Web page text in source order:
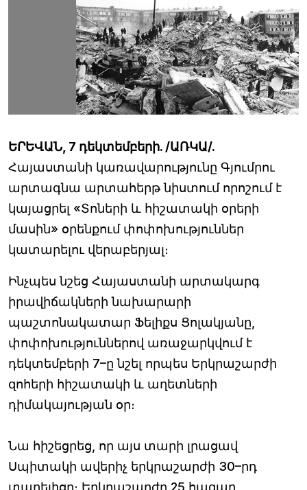
ԵՐԵՎԱՆ, 7 դեկտեմբերի. /ԱՌԿԱ/.
Հայաստանի կառավարությունը Գյումրու
արտագնա արտահերթ նիստում որոշում է
կայացրել «Տոների և հիշատակի օրերի
մասին» օրենքում փոփոխություններ
կատարելու վերաբերյալ։
Ինչպես նշեց Հայաստանի արտակարգ
իրավիճակների նախարարի
պաշտոնակատար Ֆելիքս Ցոլակյանը,
փոփոխություններով առաջարկվում է
դեկտեմբերի 7–ը նշել որպես Երկրաշարժի
զոհերի հիշատակի և աղետների
դիմակայության օր։
Նա հիշեցրեց, որ այս տարի լրացավ
Սպիտակի ավերիչ երկրաշարժի 30–րդ
տարելիցը։ Երկրաշարժը 25 հազար